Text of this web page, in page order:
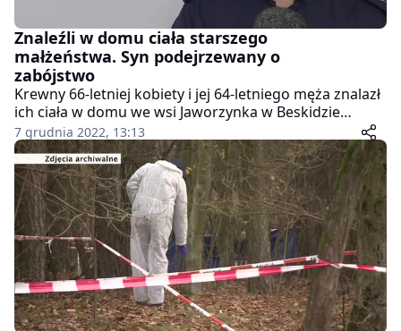
Znaleźli w domu ciała starszego
małżeństwa. Syn podejrzewany o
zabójstwo
Krewny 66-letniej kobiety i jej 64-letniego męża znalazł
ich ciała w domu we wsi Jaworzynka w Beskidzie
Śląskim. Według policji okoliczności wskazywały na
zabójstwo. W domu był 32-letni syn małżeństwa. Został
zatrzymany.
7 grudnia 2022, 13:13